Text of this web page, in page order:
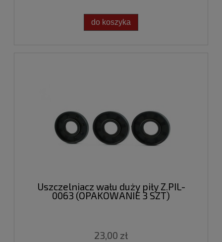
do koszyka
Uszczelniacz wału duży piły Z.PIL-
0063 (OPAKOWANIE 3 SZT)
23,00 zł